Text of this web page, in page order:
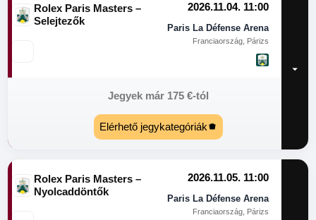
Rolex Paris Masters –
Selejtezők
2026.11.04. 11:00
Paris La Défense Arena
Franciaország, Párizs
Jegyek már 175 €-tól
Elérhető jegykategóriák
Rolex Paris Masters –
Nyolcaddöntők
2026.11.05. 11:00
Paris La Défense Arena
Franciaország, Párizs